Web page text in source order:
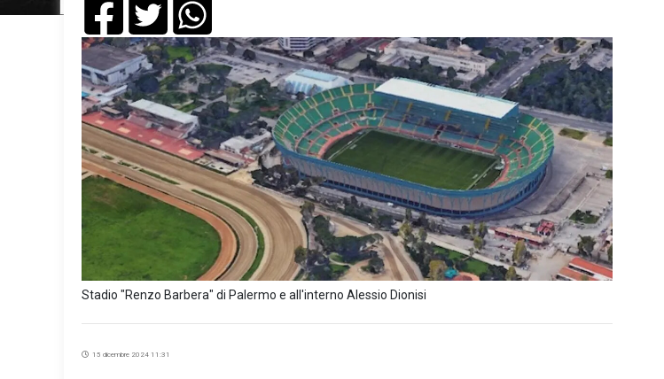
Stadio "Renzo Barbera" di Palermo e all'interno Alessio Dionisi
15 dicembre 2024 11:31